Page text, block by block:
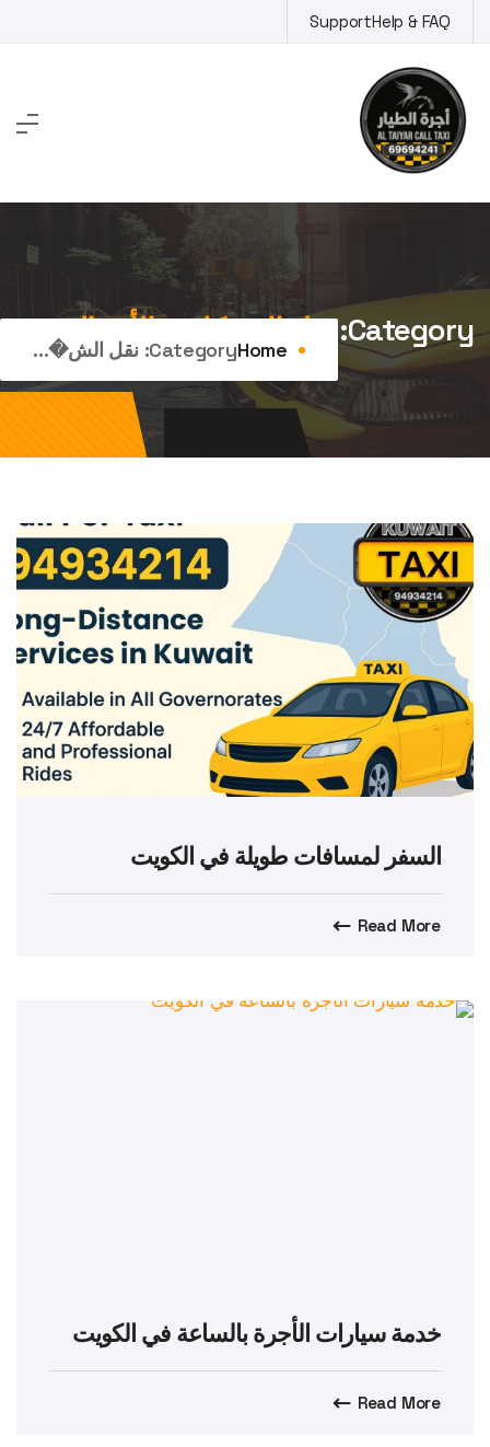
to
content
Help & FAQ
Support
Category: نقل الشركات والأعمال
Home
Category: نقل الش�...
السفر لمسافات طويلة في الكويت
Read More
خدمة سيارات الأجرة بالساعة في الكويت
Read More